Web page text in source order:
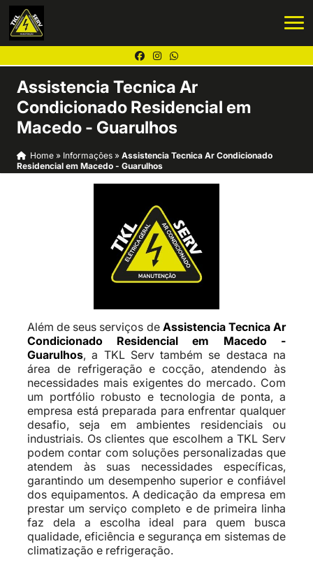
Assistencia Tecnica Ar
Condicionado Residencial em
Macedo - Guarulhos
Home» Informações » Assistencia Tecnica Ar Condicionado
Residencial em Macedo - Guarulhos
Além de seus serviços de Assistencia Tecnica Ar
Condicionado Residencial em Macedo -
Guarulhos, a TKL Serv também se destaca na
área de refrigeração e cocção, atendendo às
necessidades mais exigentes do mercado. Com
um portfólio robusto e tecnologia de ponta, a
empresa está preparada para enfrentar qualquer
desafio, seja em ambientes residenciais ou
industriais. Os clientes que escolhem a TKL Serv
podem contar com soluções personalizadas que
atendem às suas necessidades específicas,
garantindo um desempenho superior e confiável
dos equipamentos. A dedicação da empresa em
prestar um serviço completo e de primeira linha
faz dela a escolha ideal para quem busca
qualidade, eficiência e segurança em sistemas de
climatização e refrigeração.